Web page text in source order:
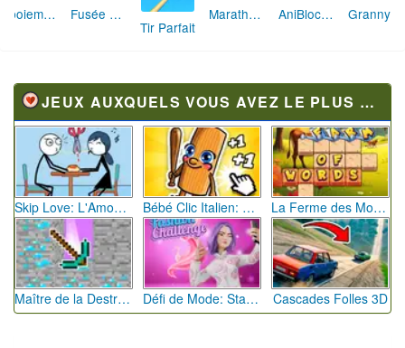
Aboiement Stellaire : Aventure Canine Fusée Chromatique: La Course des Couleurs
Tir Parfait
Marathon Champion io AniBlocos: Connecte les Animaux Mignons!
JEUX AUXQUELS VOUS AVEZ LE PLUS JOUÉ
Skip Love: L'Amour en Péril Bébé Clic Italien: La Folie des Petits Bambins La Ferme des Mots - Cultivez votre Vocabulaire
Maître de la Destruction: Fusion de Pioches Défi de Mode: Star du Podium Cascades Folles 3D